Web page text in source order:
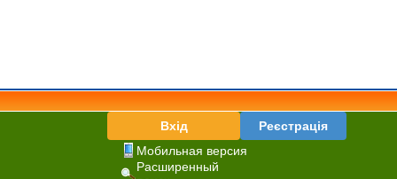
Вхід
Реєстрація
Мобильная версия
Расширенный